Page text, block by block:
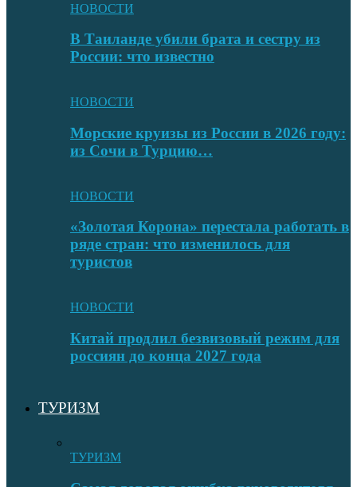
НОВОСТИ
В Таиланде убили брата и сестру из
России: что известно
НОВОСТИ
Морские круизы из России в 2026 году:
из Сочи в Турцию…
НОВОСТИ
«Золотая Корона» перестала работать в
ряде стран: что изменилось для
туристов
НОВОСТИ
Китай продлил безвизовый режим для
россиян до конца 2027 года
ТУРИЗМ
ТУРИЗМ